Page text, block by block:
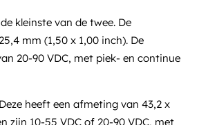
kleinste van de twee. De
mm (1,50 x 1,00 inch). De
20-90 VDC, met piek- en continue
heeft een afmeting van 43,2 x
zijn 10-55 VDC of 20-90 VDC, met